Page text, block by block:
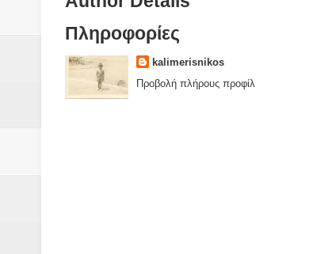
Πληροφορίες
kalimerisnikos
Προβολή πλήρους προφίλ